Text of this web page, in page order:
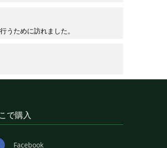
ために訪れました。
で購入
Facebook